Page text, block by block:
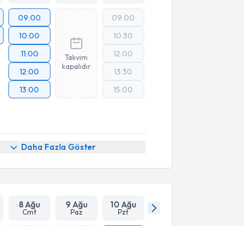
09:00
10:00
11:00
12:00
13:00
Takvim
kapalıdır
09:00
10:30
12:00
13:30
15:00
Daha Fazla Göster
8 Ağu
Cmt
9 Ağu
Paz
10 Ağu
Pzt